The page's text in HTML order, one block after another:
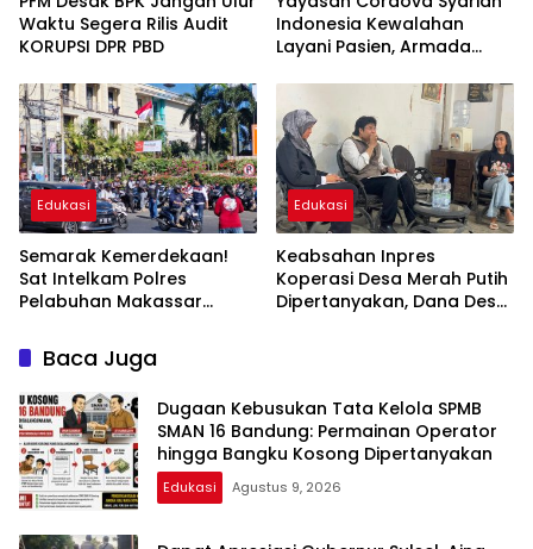
Waktu Segera Rilis Audit
KORUPSI DPR PBD
Indonesia Kewalahan
Layani Pasien, Armada
Edukasi
Semarak Kemerdekaan!
Sat Intelkam Polres
Pelabuhan Makassar
Bagikan 250 Bendera
Merah Putih
Edukasi
Keabsahan Inpres
Koperasi Desa Merah Putih
Dipertanyakan, Dana Desa
Baca Juga
Dugaan Kebusukan Tata Kelola SPMB
SMAN 16 Bandung: Permainan Operator
hingga Bangku Kosong Dipertanyakan
Edukasi Agustus 9, 2026